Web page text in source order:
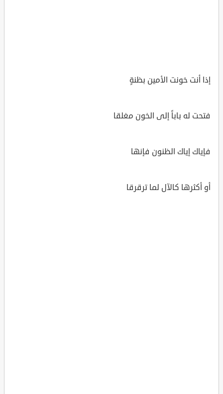
إذا أنت خونت الأمين بظنةٍ
فتحت له باباً إلى الخون مغلقا
فإياك إياك الظنون فإنها
أو أكثرها كالآل لما ترقرقا